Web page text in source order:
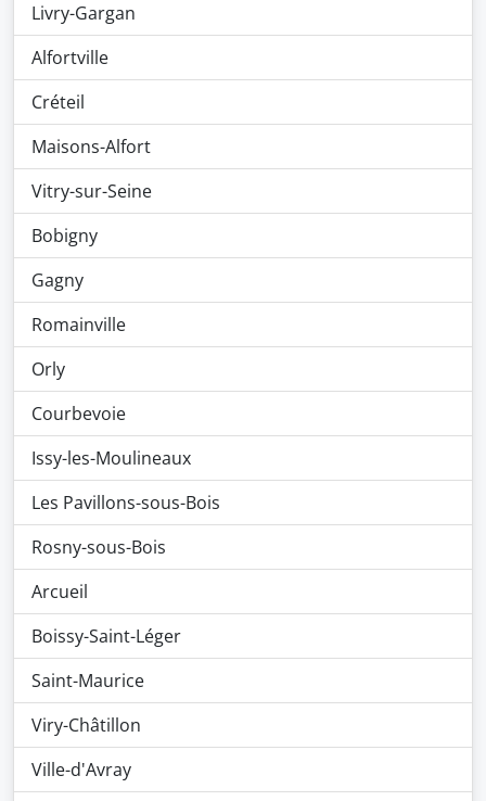
Livry-Gargan
Alfortville
Créteil
Maisons-Alfort
Vitry-sur-Seine
Bobigny
Gagny
Romainville
Orly
Courbevoie
Issy-les-Moulineaux
Les Pavillons-sous-Bois
Rosny-sous-Bois
Arcueil
Boissy-Saint-Léger
Saint-Maurice
Viry-Châtillon
Ville-d'Avray